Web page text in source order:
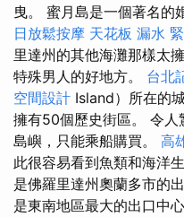
曳。 蜜月島是一個著名的
日放鬆按摩 天花板 漏水
里達州的其他海灘那樣太
特殊男人的好地方。 台北
空間設計 Island）所在的
擁有50個歷史街區。 令人
島嶼，只能乘船購買。 高
此很容易看到魚類和海洋
是佛羅里達州奧蘭多市的
是東南地區最大的出口中